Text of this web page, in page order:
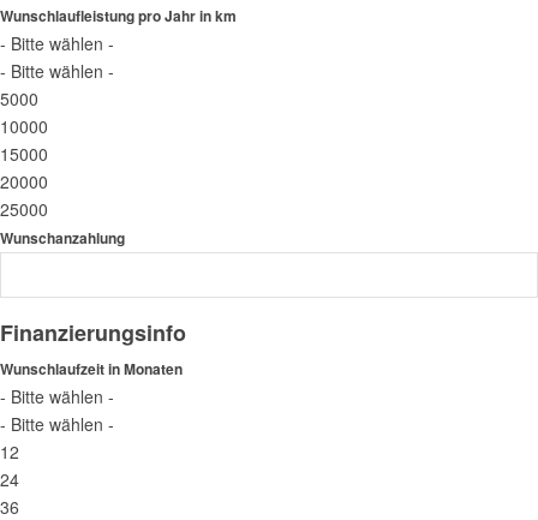
Wunschlaufleistung pro Jahr in km
- Bitte wählen -
- Bitte wählen -
5000
10000
15000
20000
25000
Wunschanzahlung
Finanzierungsinfo
Wunschlaufzeit in Monaten
- Bitte wählen -
- Bitte wählen -
12
24
36